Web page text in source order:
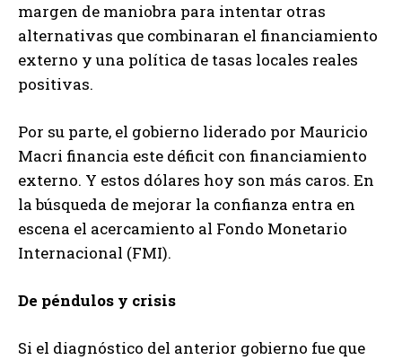
margen de maniobra para intentar otras
alternativas que combinaran el financiamiento
externo y una política de tasas locales reales
positivas.
Por su parte, el gobierno liderado por Mauricio
Macri financia este déficit con financiamiento
externo. Y estos dólares hoy son más caros. En
la búsqueda de mejorar la confianza entra en
escena el acercamiento al Fondo Monetario
Internacional (FMI).
De péndulos y crisis
Si el diagnóstico del anterior gobierno fue que